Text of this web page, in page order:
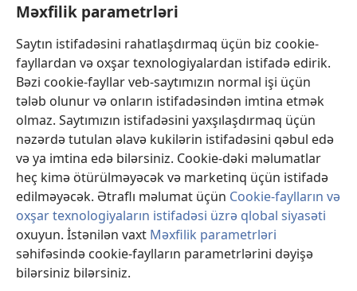
Məxfilik parametrləri
Saytın istifadəsini rahatlaşdırmaq üçün biz cookie-
fayllardan və oxşar texnologiyalardan istifadə edirik.
Bəzi cookie-fayllar veb-saytımızın normal işi üçün
tələb olunur və onların istifadəsindən imtina etmək
olmaz. Saytımızın istifadəsini yaxşılaşdırmaq üçün
nəzərdə tutulan əlavə kukilərin istifadəsini qəbul edə
və ya imtina edə bilərsiniz. Cookie-dəki məlumatlar
heç kimə ötürülməyəcək və marketinq üçün istifadə
edilməyəcək. Ətraflı məlumat üçün Cookie-faylların və
oxşar texnologiyaların istifadəsi üzrə qlobal siyasəti
oxuyun. İstənilən vaxt Məxfilik parametrləri
səhifəsində cookie-faylların parametrlərini dəyişə
bilərsiniz bilərsiniz.
KÖMƏK
(yeni
pəncərə
açılır) Gözətçi qülləsinin ONLAYN KİTABXANASI™
(yeni
pəncərə
açılır) JW Hub
(yeni
pəncərə
açılır)
«JW Library»®
Copyright© 2026 Watch Tower Bible and Tract Society of Pennsylvania.
İSTİFADƏ ŞƏRTLƏRİ